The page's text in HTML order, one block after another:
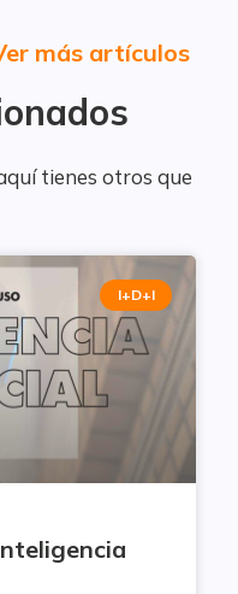
más artículos
tienes otros que
I+D+I